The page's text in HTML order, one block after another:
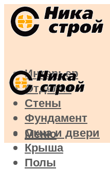
Интерьер
Отделка
Стены
Фундамент
Окна и двери
Крыша
Полы
Меню